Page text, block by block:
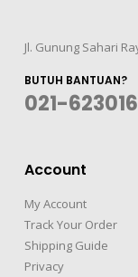
Jl. Gunung Sahari
BUTUH BANTUAN?
021-
Account
My Account
Track Your Order
Shipping Guide
Privacy